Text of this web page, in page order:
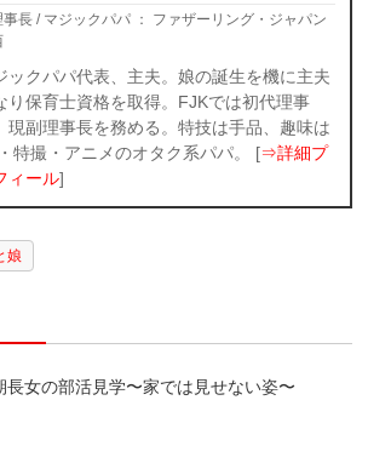
事長 / マジックパパ ： ファザーリング・ジャパン
ックパパ代表、主夫。娘の誕生を機に主夫
り保育士資格を取得。FJKでは初代理事
現副理事長を務める。特技は手品、趣味は
特撮・アニメのオタク系パパ。 [⇒詳細プ
ィール]
娘
長女の部活見学〜家では見せない姿〜